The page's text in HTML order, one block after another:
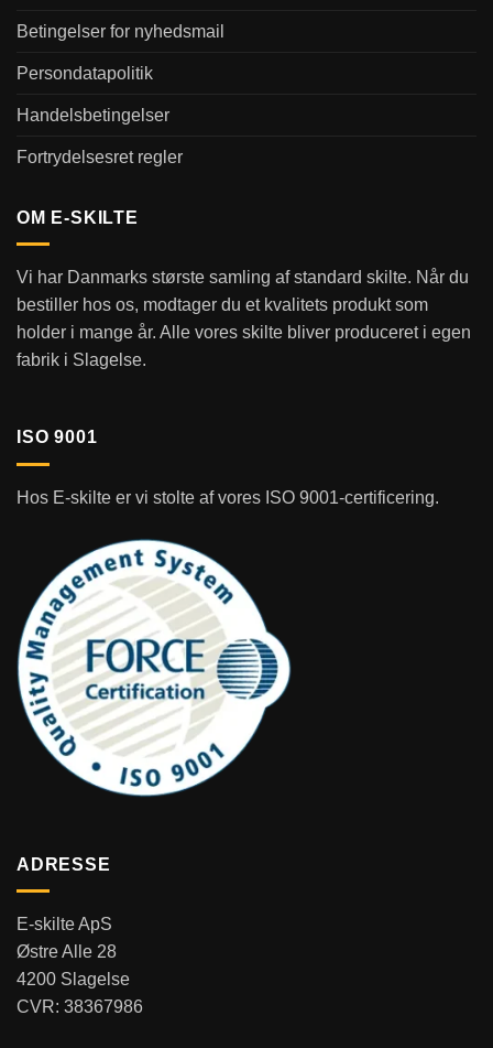
Betingelser for nyhedsmail
Persondatapolitik
Handelsbetingelser
Fortrydelsesret regler
OM E-SKILTE
Vi har Danmarks største samling af standard skilte. Når du
bestiller hos os, modtager du et kvalitets produkt som
holder i mange år. Alle vores skilte bliver produceret i egen
fabrik i Slagelse.
ISO 9001
Hos E-skilte er vi stolte af vores ISO 9001-certificering.
ADRESSE
E-skilte ApS
Østre Alle 28
4200 Slagelse
CVR: 38367986